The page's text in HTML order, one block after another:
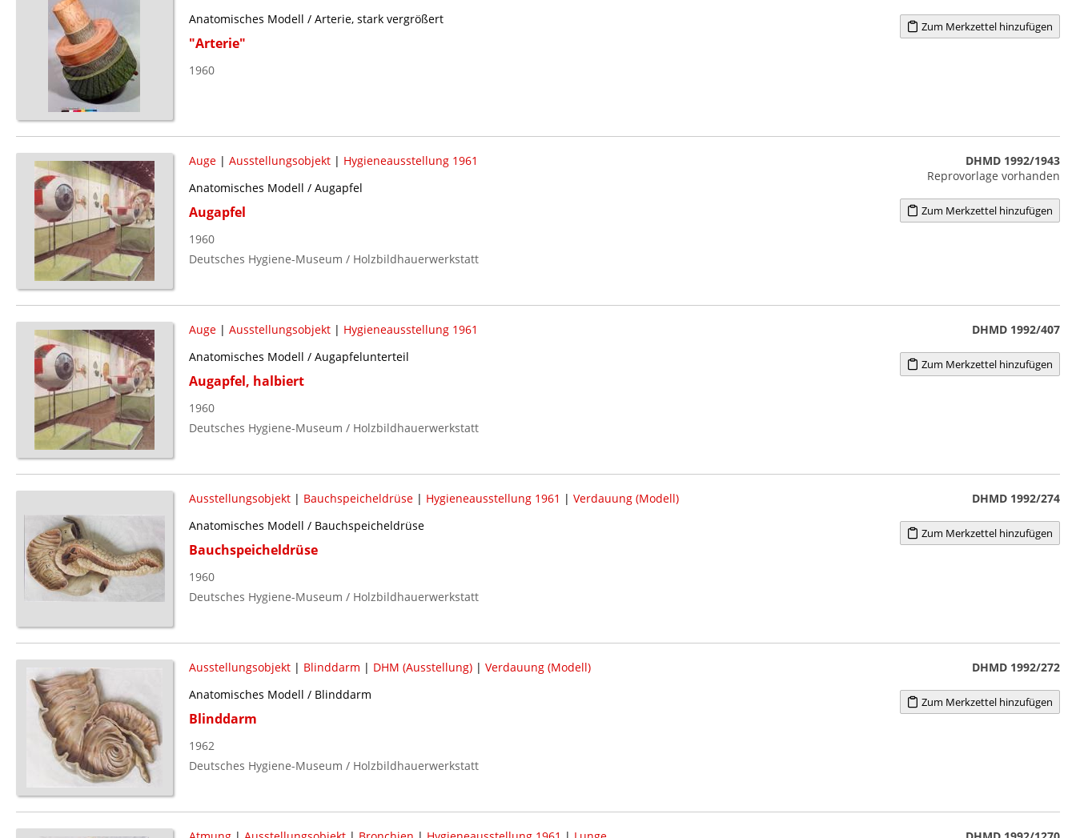
Anatomisches Modell / Arterie, stark vergrößert
"Arterie"
1960
Zum Merkzettel hinzufügen
Auge| Ausstellungsobjekt| Hygieneausstellung 1961
Anatomisches Modell / Augapfel
Augapfel
1960
Deutsches Hygiene-Museum / Holzbildhauerwerkstatt
DHMD 1992/1943
Reprovorlage vorhanden
Zum Merkzettel hinzufügen
Auge| Ausstellungsobjekt| Hygieneausstellung 1961
Anatomisches Modell / Augapfelunterteil
Augapfel, halbiert
1960
Deutsches Hygiene-Museum / Holzbildhauerwerkstatt
DHMD 1992/407
Zum Merkzettel hinzufügen
Ausstellungsobjekt| Bauchspeicheldrüse| Hygieneausstellung 1961 | Verdauung (Modell)
Anatomisches Modell / Bauchspeicheldrüse
Bauchspeicheldrüse
1960
Deutsches Hygiene-Museum / Holzbildhauerwerkstatt
DHMD 1992/274
Zum Merkzettel hinzufügen
Ausstellungsobjekt| Blinddarm | DHM (Ausstellung)| Verdauung (Modell)
Anatomisches Modell / Blinddarm
Blinddarm
1962
Deutsches Hygiene-Museum / Holzbildhauerwerkstatt
DHMD 1992/272
Zum Merkzettel hinzufügen